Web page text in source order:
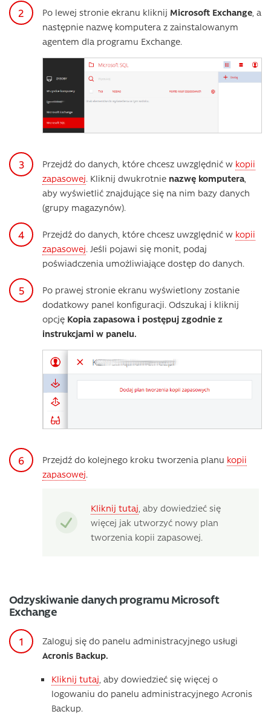
Po lewej stronie ekranu kliknij Microsoft Exchange, a
następnie nazwę komputera z zainstalowanym
agentem dla programu Exchange.
Przejdź do danych, które chcesz uwzględnić w kopii
zapasowej. Kliknij dwukrotnie nazwę komputera,
aby wyświetlić znajdujące się na nim bazy danych
(grupy magazynów).
Przejdź do danych, które chcesz uwzględnić w kopii
zapasowej. Jeśli pojawi się monit, podaj
poświadczenia umożliwiające dostęp do danych.
Po prawej stronie ekranu wyświetlony zostanie
dodatkowy panel konfiguracji. Odszukaj i kliknij
opcję Kopia zapasowa i postępuj zgodnie z
instrukcjami w panelu.
Przejdź do kolejnego kroku tworzenia planu kopii
zapasowej.
Kliknij tutaj, aby dowiedzieć się
więcej jak utworzyć nowy plan
tworzenia kopii zapasowej.
Odzyskiwanie danych programu Microsoft
Exchange
Zaloguj się do panelu administracyjnego usługi
Acronis Backup.
Kliknij tutaj, aby dowiedzieć się więcej o
logowaniu do panelu administracyjnego Acronis
Backup.